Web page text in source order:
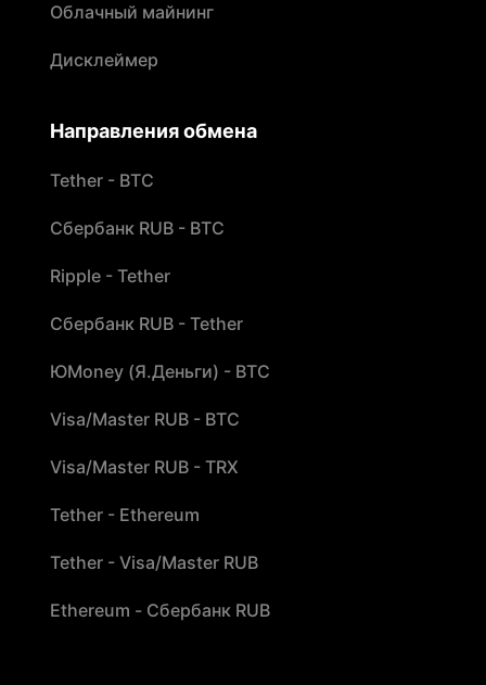
Облачный майнинг
Дисклеймер
Направления обмена
Tether - BTC
Сбербанк RUB - BTC
Ripple - Tether
Сбербанк RUB - Tether
ЮMoney (Я.Деньги) - BTC
Visa/Master RUB - BTC
Visa/Master RUB - TRX
Tether - Ethereum
Tether - Visa/Master RUB
Ethereum - Сбербанк RUB